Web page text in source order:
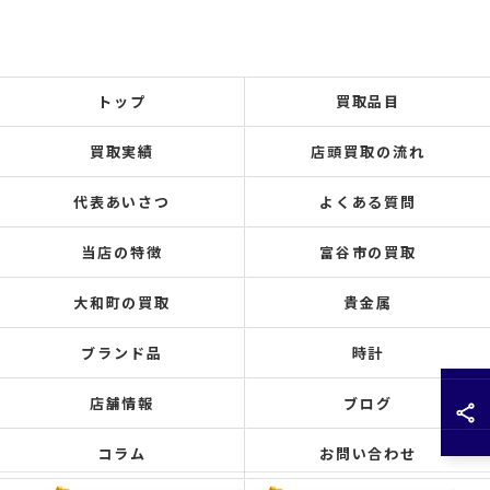
トップ 買取品目
買取実績 店頭買取の流れ
代表あいさつ よくある質問
当店の特徴 富谷市の買取
大和町の買取 貴金属
ブランド品 時計
店舗情報 ブログ
コラム お問い合わせ